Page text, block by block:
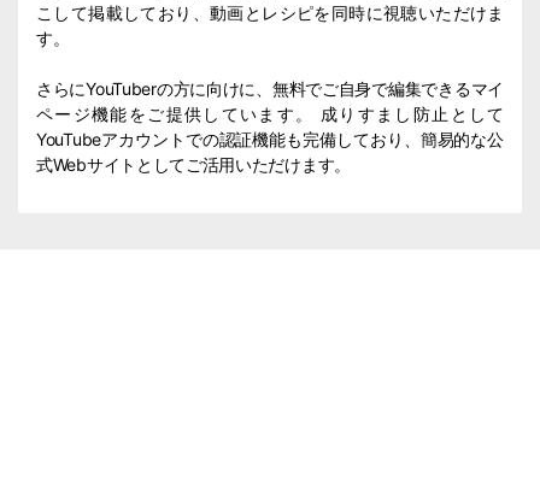
こして掲載しており、動画とレシピを同時に視聴いただけま
す。
さらにYouTuberの方に向けに、無料でご自身で編集できるマイ
ページ機能をご提供しています。 成りすまし防止として
YouTubeアカウントでの認証機能も完備しており、簡易的な公
式Webサイトとしてご活用いただけます。